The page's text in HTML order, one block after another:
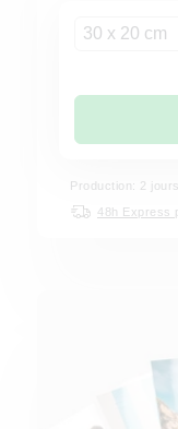
30 x 20 cm
Production: 2
48h Express